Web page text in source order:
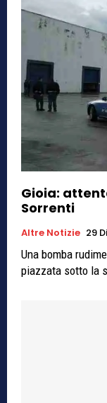
Gioia:
Sorrenti
Altre Notizie 29
Una bomba
piazzata sotto la